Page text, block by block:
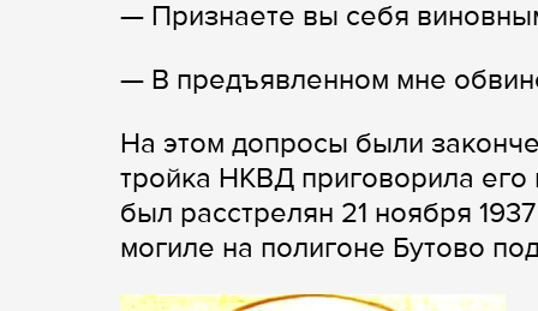
— Признаете вы себя
— В предъявленном мне
На этом допросы были
тройка НКВД приговорила
был расстрелян 21 ноября
могиле на полигоне Бутово